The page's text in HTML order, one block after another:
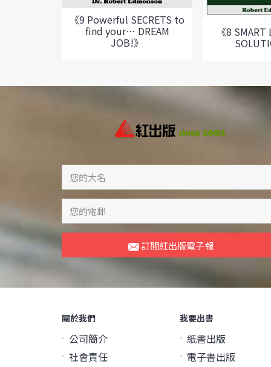
《9 Powerful SECRETS to
find your… DREAM
JOB!》
《8
訂閱紅出版電子報
關於我們
公司簡介
社會責任
我要出書
紙書出版
電子書出版